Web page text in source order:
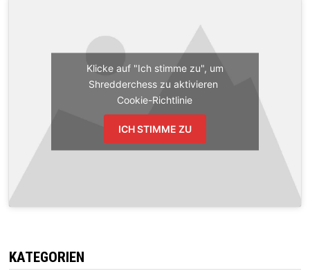
Klicke auf "Ich stimme zu", um
Shredderchess zu aktivieren
Cookie-Richtlinie
ICH STIMME ZU
KATEGORIEN